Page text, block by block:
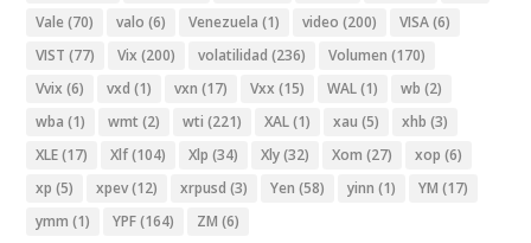
Vale (70) valo (6) Venezuela (1) video (200) VISA(6)
VIST (77) Vix (200) volatilidad (236) Volumen (170)
Vvix (6) vxd (1) vxn (17) Vxx (15) WAL(1) wb (2)
wba (1) wmt (2) wti (221) XAL(1) xau (5) xhb (3)
XLE(17) Xlf(104) Xlp (34) Xly(32) Xom (27) xop (6)
xp (5) xpev(12) xrpusd (3) Yen (58) yinn (1) YM (17)
ymm (1) YPF(164) ZM (6)